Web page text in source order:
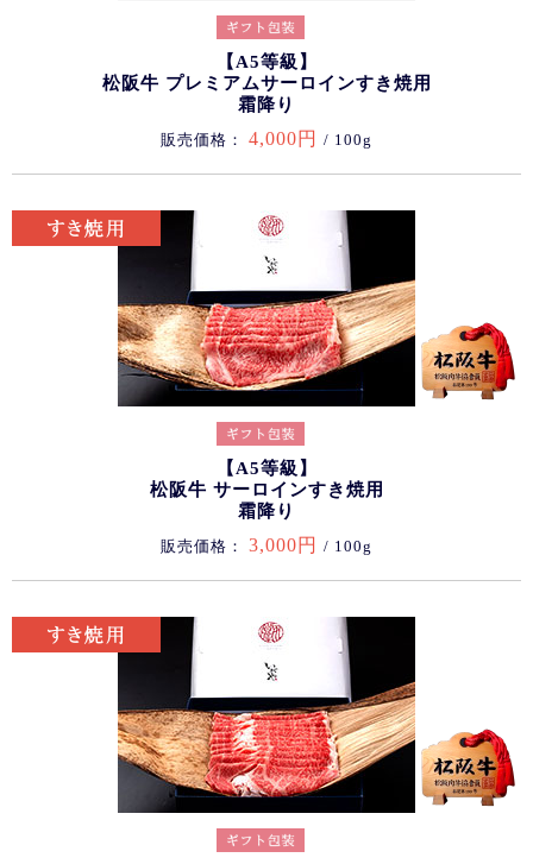
【A5等級】
松阪牛 プレミアムサーロインすき焼用
霜降り
販売価格： 4,000円 / 100g
【A5等級】
松阪牛 サーロインすき焼用
霜降り
販売価格： 3,000円 / 100g